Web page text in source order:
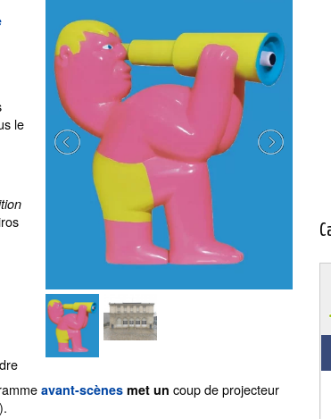
le
avant-scènes met un coup de projecteur